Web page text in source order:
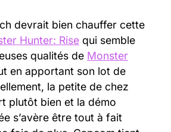
devrait bien chauffer cette
Hunter: Rise qui semble
qualités de Monster
en apportant son lot de
la petite de chez
plutôt bien et la démo
s’avère être tout à fait